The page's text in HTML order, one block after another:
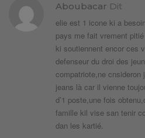
Aboubacar Dit
elie est 1 icone ki a
pays me fait vrement
ki soutiennent encor ces
defenseur du droi des
compatriote,ne cnsideron
jeans là car il vienne
d’1 poste,une fois
famille kil vise san tenir
dan les kartié.